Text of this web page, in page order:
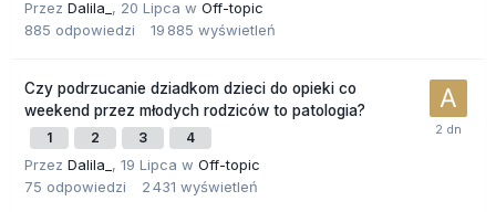
Przez Dalila_ , 20 Lipca w Off-topic
885 odpowiedzi 19 885 wyświetleń
Czy podrzucanie dziadkom dzieci do opieki co
weekend przez młodych rodziców to patologia?
1 2 3 4
Przez Dalila_ , 19 Lipca w Off-topic
75 odpowiedzi 2 431 wyświetleń